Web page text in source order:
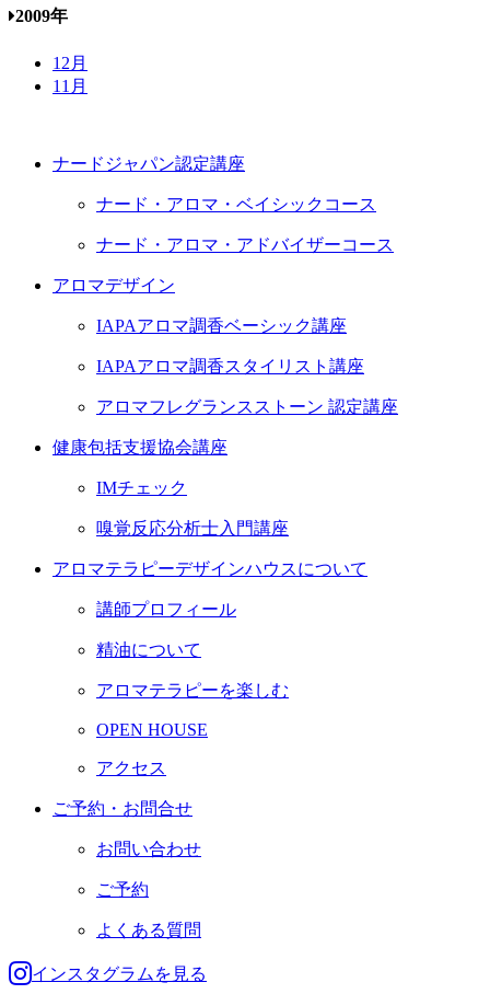
2009年
12月
11月
ナードジャパン認定講座
ナード・アロマ・ベイシックコース
ナード・アロマ・アドバイザーコース
アロマデザイン
IAPAアロマ調香ベーシック講座
IAPAアロマ調香スタイリスト講座
アロマフレグランスストーン 認定講座
健康包括支援協会講座
IMチェック
嗅覚反応分析士入門講座
アロマテラピーデザインハウスについて
講師プロフィール
精油について
アロマテラピーを楽しむ
OPEN HOUSE
アクセス
ご予約・お問合せ
お問い合わせ
ご予約
よくある質問
インスタグラムを見る